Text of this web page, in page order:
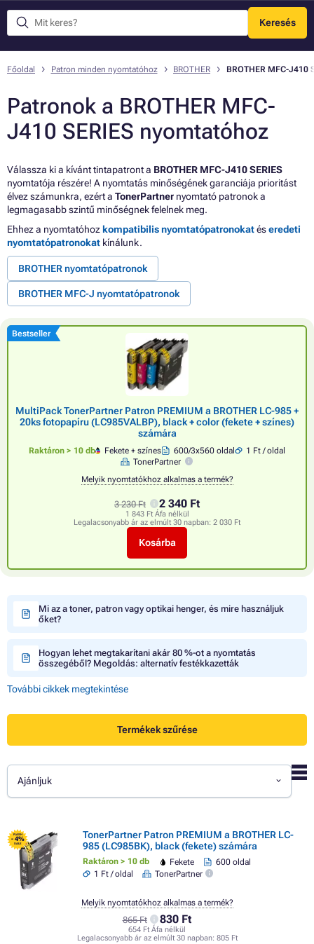
Keresés
Menü
Főoldal Patron minden nyomtatóhoz BROTHER BROTHER MFC-J410
Patronok a BROTHER MFC-
J410 SERIES nyomtatóhoz
Válassza ki a kívánt tintapatront a BROTHER MFC-J410 SERIES
nyomtatója részére! A nyomtatás minőségének garanciája prioritást
élvez számunkra, ezért a TonerPartner nyomtató patronok a
legmagasabb szintű minőségnek felelnek meg.
Ehhez a nyomtatóhoz kompatibilis nyomtatópatronokatéseredeti
nyomtatópatronokat kínálunk.
BROTHER nyomtatópatronok
BROTHER MFC-J nyomtatópatronok
Bestseller
MultiPack TonerPartner Patron PREMIUM a BROTHER LC-985 +
20ks fotopapíru (LC985VALBP), black + color (fekete + színes)
számára
Raktáron > 10 db Fekete + színes 600/3x560 oldal
1 Ft / oldal
TonerPartner
Melyik nyomtatókhoz alkalmas a termék?
3 230 Ft 2 340 Ft
1 843 Ft Áfa nélkül
Legalacsonyabb ár az elmúlt 30 napban: 2 030 Ft
Kosárba
Mi az a toner, patron vagy optikai henger, és mire használjuk
őket?
Hogyan lehet megtakarítani akár 80 %-ot a nyomtatás
összegéből? Megoldás: alternatív festékkazetták
További cikkek megtekintése
Termékek szűrése
Ajánljuk
FLASH
- 4%
SALE
TonerPartner Patron PREMIUM a BROTHER LC-
985 (LC985BK), black (fekete) számára
Raktáron > 10 db Fekete
600 oldal
1 Ft / oldal
TonerPartner
865 Ft 830 Ft
654 Ft Áfa nélkül
Legalacsonyabb ár az elmúlt 30 napban: 805 Ft
Melyik nyomtatókhoz alkalmas a termék?